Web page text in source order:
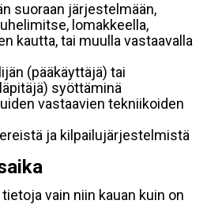
suoraan järjestelmään,
lomakkeella,
kautta, tai muulla vastaavalla
(pääkäyttäjä) tai
syöttäminä
vastaavien tekniikoiden
ja kilpailujärjestelmistä
vain niin kauan kuin on